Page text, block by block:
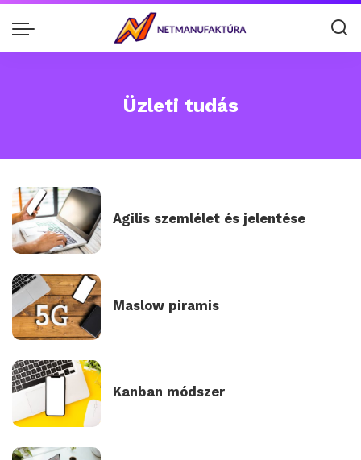
Üzleti tudás
Agilis szemlélet és jelentése
Maslow piramis
Kanban módszer